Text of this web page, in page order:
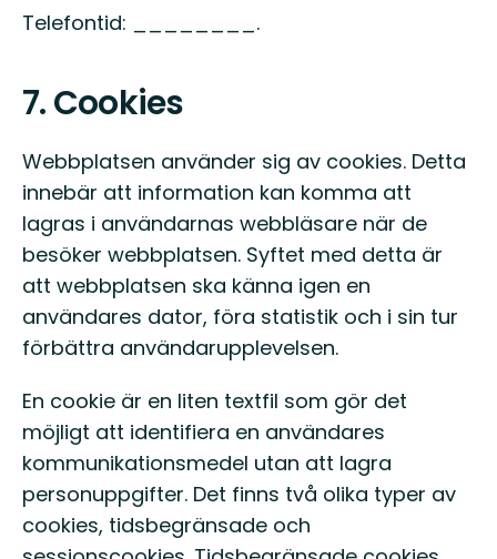
Telefontid: ________.
7. Cookies
Webbplatsen använder sig av cookies. Detta
innebär att information kan komma att
lagras i användarnas webbläsare när de
besöker webbplatsen. Syftet med detta är
att webbplatsen ska känna igen en
användares dator, föra statistik och i sin tur
förbättra användarupplevelsen.
En cookie är en liten textfil som gör det
möjligt att identifiera en användares
kommunikationsmedel utan att lagra
personuppgifter. Det finns två olika typer av
cookies, tidsbegränsade och